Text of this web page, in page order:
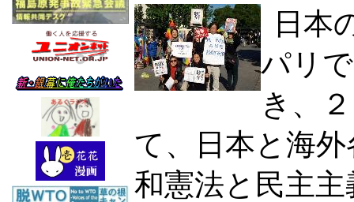
日本
パリ
き、
て、日本と海
和憲法と民主